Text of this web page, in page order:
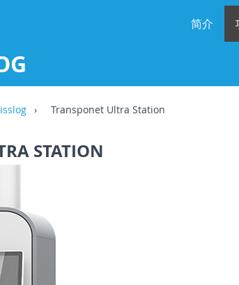
简介
Transponet Ultra Station
STATION